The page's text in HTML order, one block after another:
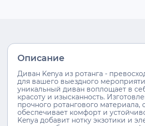
Описание
Диван Kenya из ротанга -
для вашего выездного
уникальный диван воплощает в
красоту и изысканность.
прочного ротангового материала,
обеспечивает комфорт и
Kenya добавит нотку экзотики и